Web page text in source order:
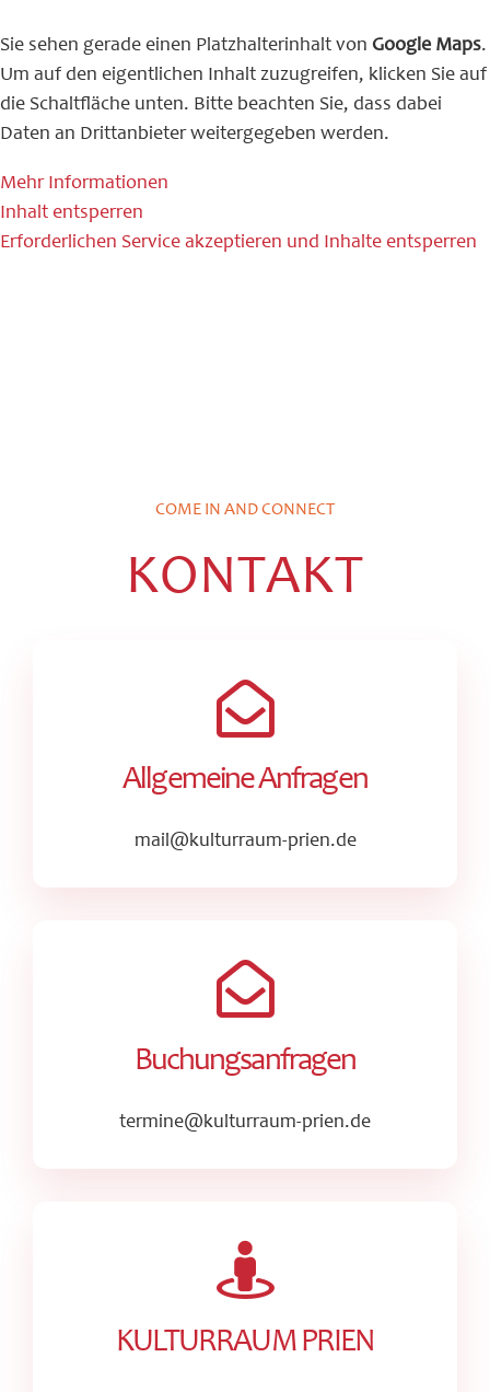
Sie sehen gerade einen Platzhalterinhalt von Google Maps.
Um auf den eigentlichen Inhalt zuzugreifen, klicken Sie auf
die Schaltfläche unten. Bitte beachten Sie, dass dabei
Daten an Drittanbieter weitergegeben werden.
Mehr Informationen
Inhalt entsperren
Erforderlichen Service akzeptieren und Inhalte entsperren
COME IN AND CONNECT
KONTAKT
Allgemeine Anfragen
mail@kulturraum-prien.de
Buchungsanfragen
termine@kulturraum-prien.de
KULTURRAUM PRIEN